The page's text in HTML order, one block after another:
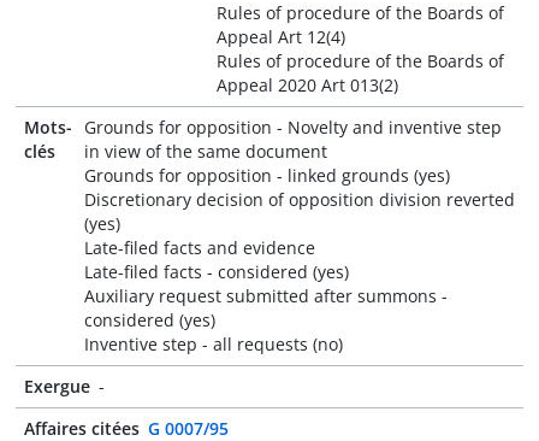
Rules of procedure of the Boards of
Appeal Art 12(4)
Rules of procedure of the Boards of
Appeal 2020 Art 013(2)
Mots-
clés
Grounds for opposition - Novelty and inventive step
in view of the same document
Grounds for opposition - linked grounds (yes)
Discretionary decision of opposition division reverted
(yes)
Late-filed facts and evidence
Late-filed facts - considered (yes)
Auxiliary request submitted after summons -
considered (yes)
Inventive step - all requests (no)
Exergue -
Affaires citées G 0007/95